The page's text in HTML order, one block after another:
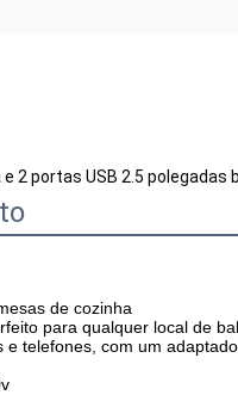
2 portas USB 2.5
de cozinha
para qualquer local de
telefones, com um